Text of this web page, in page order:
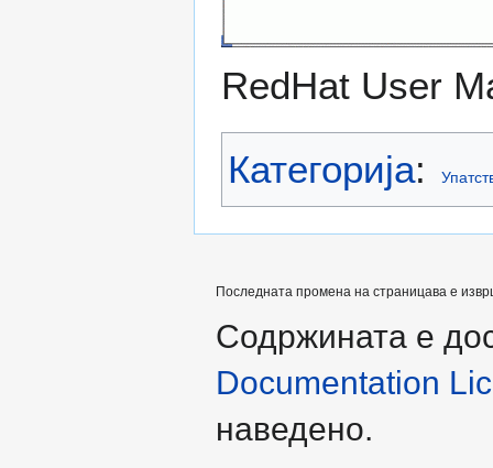
RedHat User
Категорија:
Последната промена на страницава е
Содржината е
Documentation
наведено.